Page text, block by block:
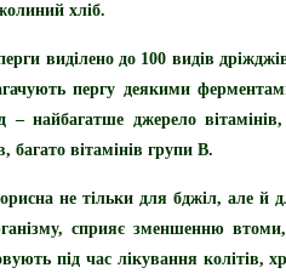
хліб.
виділено до 100 видів
пергу деякими
– найбагатше джерело вітамінів,
багато вітамінів групи В.
не тільки для бджіл, але
сприяє зменшенню
під час лікування колітів,